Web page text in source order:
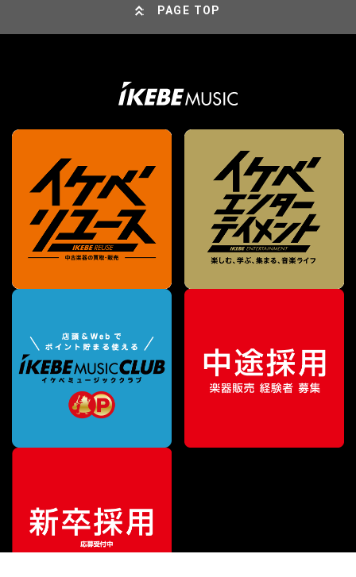
販売価格¥99,000（税込）
PAGE TOP